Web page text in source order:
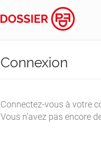
Connexion
Connectez-vous à votre
Vous n'avez pas encore